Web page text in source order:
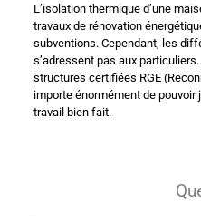
L’isolation thermique d’une
travaux de rénovation
subventions. Cependant, les
s’adressent pas aux
structures certifiées RGE
importe énormément de
travail bien fait.